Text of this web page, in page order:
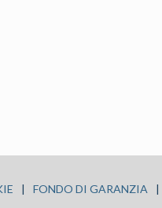
| FONDO DI GARANZIA |